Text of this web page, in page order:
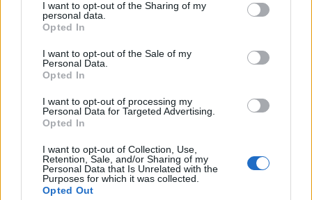
I want to opt-out of the Sharing of my
personal data.
Opted In
I want to opt-out of the Sale of my
Personal Data.
Opted In
I want to opt-out of processing my
Personal Data for Targeted Advertising.
Opted In
I want to opt-out of Collection, Use,
Retention, Sale, and/or Sharing of my
Personal Data that Is Unrelated with the
Purposes for which it was collected.
Opted Out
Σχετικά Άρθρα